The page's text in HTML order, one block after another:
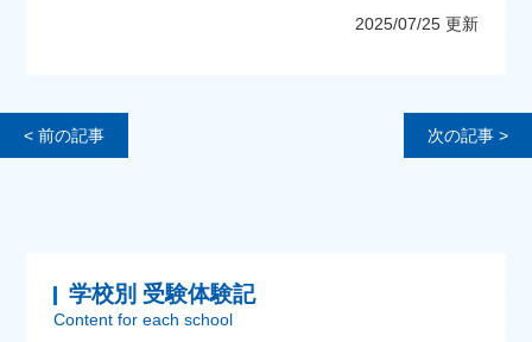
2025/07/25 更新
< 前の記事 次の記事 >
学校別 受験体験記
Content for each school